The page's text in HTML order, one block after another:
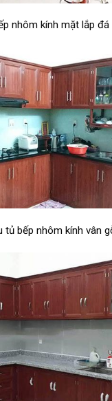
nhôm kính mặt lắp
tủ bếp nhôm kính vân